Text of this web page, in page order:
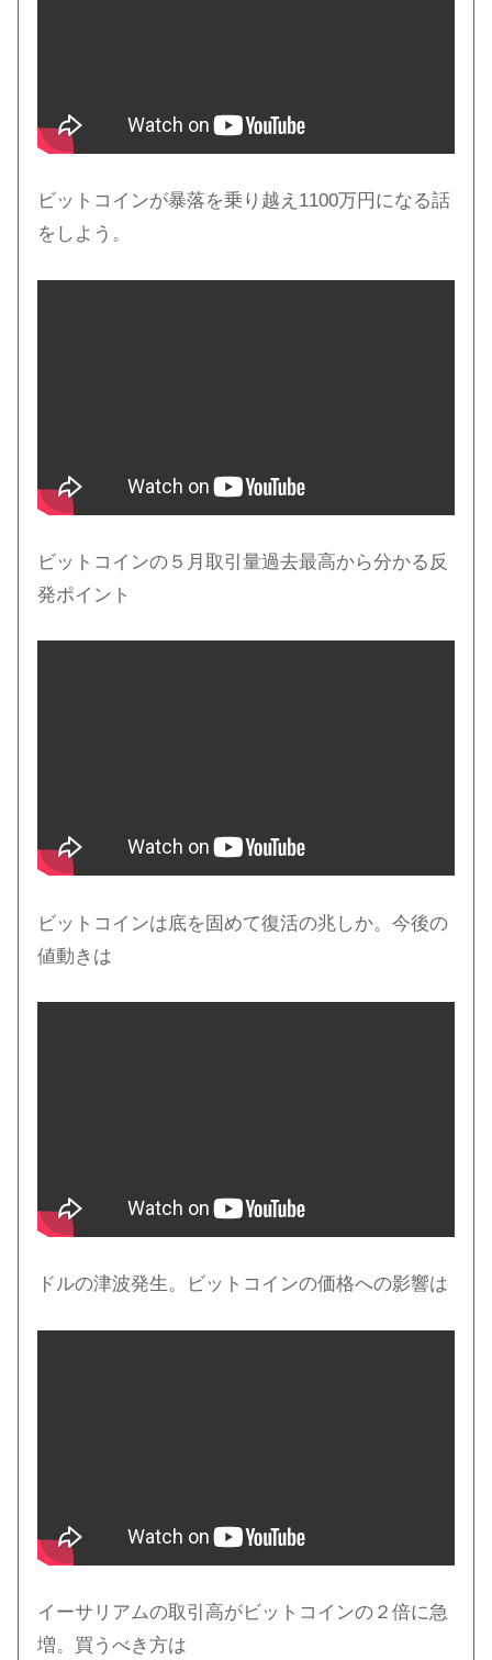
ビットコインが暴落を乗り越え1100万円になる話
をしよう。
ビットコインの５月取引量過去最高から分かる反
発ポイント
ビットコインは底を固めて復活の兆しか。今後の
値動きは
ドルの津波発生。ビットコインの価格への影響は
イーサリアムの取引高がビットコインの２倍に急
増。買うべき方は